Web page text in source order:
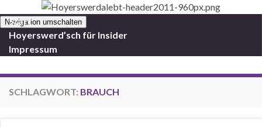
Navigation umschalten
Start
Hoyerswerd’sch für Insider
Impressum
SCHLAGWORT: BRAUCH